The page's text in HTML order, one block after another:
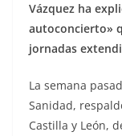
Vázquez ha
autoconcierto»
jornadas
La semana
Sanidad,
Castilla y León,